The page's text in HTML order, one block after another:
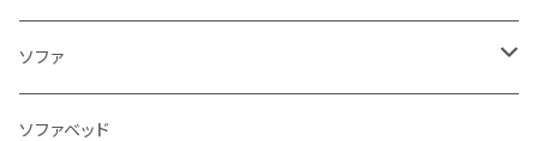
ソファ
3人掛け
ソファベッド